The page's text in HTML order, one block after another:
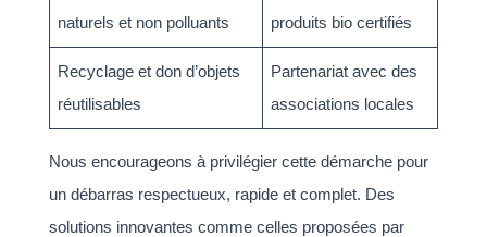
naturels et non polluants
produits bio certifiés
Recyclage et don d’objets
réutilisables
Partenariat avec des
associations locales
Nous encourageons à privilégier cette démarche pour
un débarras respectueux, rapide et complet. Des
solutions innovantes comme celles proposées par